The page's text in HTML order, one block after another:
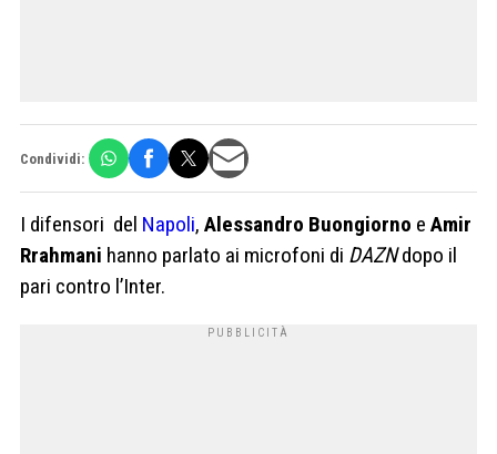
Condividi:
I difensori del Napoli, Alessandro Buongiorno e Amir
Rrahmani hanno parlato ai microfoni di DAZNdopo il
pari contro l’Inter.